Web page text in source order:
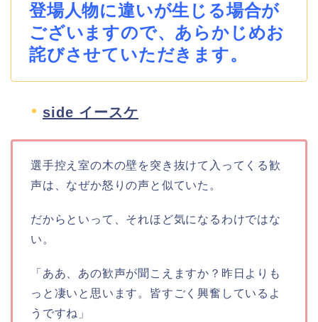
登場人物に違いが生じる場合が
ございますので、あらかじめお
詫びさせていただきます。
side イースケ
選手控え室の木の壁を突き抜けて入ってくる歓
声は、なぜか怒りの声と似ていた。
だからといって、それほど気になるわけではな
い。
「ああ、あの歓声が聞こえますか？昨日よりも
っと凄いと思います。皆すごく興奮しているよ
うですね」